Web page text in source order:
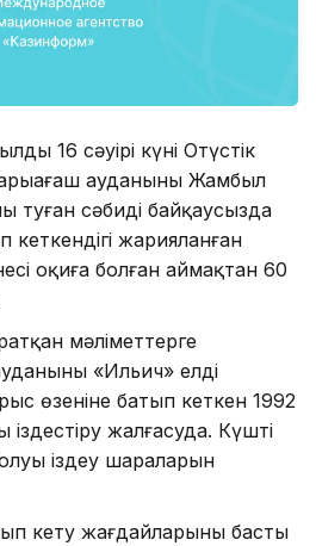
16 сәуірі күні Оңтүстік
ауданының Жамбыл
сәбидің байқаусызда
кеткендігі жарияланған
оқиға болған аймақтан 60
мәліметтерге
«Ильич» елді
өзеніне батып кеткен 1992
жалғасуда. Күшті
іздеу шараларын
кету жағдайларының басты